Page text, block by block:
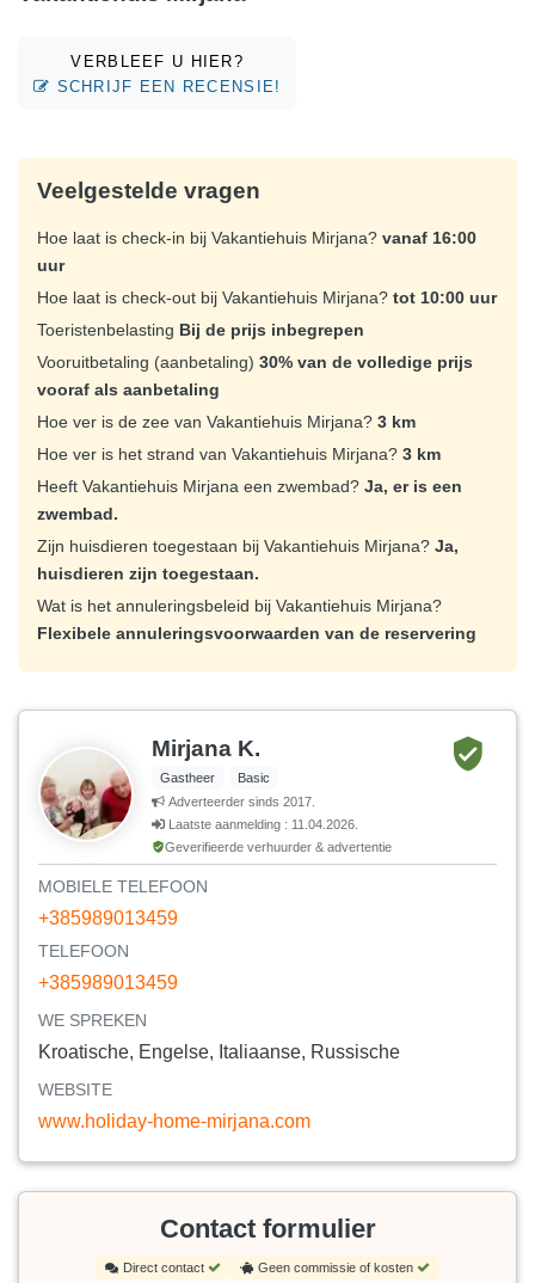
VERBLEEF U HIER?
SCHRIJF EEN RECENSIE!
Veelgestelde vragen
Hoe laat is check-in bij Vakantiehuis Mirjana? vanaf 16:00
uur
Hoe laat is check-out bij Vakantiehuis Mirjana? tot 10:00 uur
Toeristenbelasting Bij de prijs inbegrepen
Vooruitbetaling (aanbetaling) 30% van de volledige prijs
vooraf als aanbetaling
Hoe ver is de zee van Vakantiehuis Mirjana? 3 km
Hoe ver is het strand van Vakantiehuis Mirjana? 3 km
Heeft Vakantiehuis Mirjana een zwembad? Ja, er is een
zwembad.
Zijn huisdieren toegestaan bij Vakantiehuis Mirjana? Ja,
huisdieren zijn toegestaan.
Wat is het annuleringsbeleid bij Vakantiehuis Mirjana?
Flexibele annuleringsvoorwaarden van de reservering
Mirjana K.
Gastheer
Basic
Adverteerder sinds 2017.
Laatste aanmelding : 11.04.2026.
Geverifieerde verhuurder & advertentie
MOBIELE TELEFOON
+385989013459
TELEFOON
+385989013459
WE SPREKEN
Kroatische, Engelse, Italiaanse, Russische
WEBSITE
www.holiday-home-mirjana.com
Contact formulier
Direct contact Geen commissie of kosten